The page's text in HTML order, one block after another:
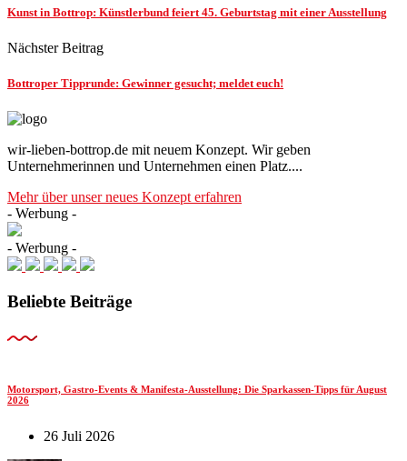
Kunst in Bottrop: Künstlerbund feiert 45. Geburtstag mit einer Ausstellung
Nächster Beitrag
Bottroper Tipprunde: Gewinner gesucht; meldet euch!
wir-lieben-bottrop.de mit neuem Konzept. Wir geben
Unternehmerinnen und Unternehmen einen Platz....
Mehr über unser neues Konzept erfahren
- Werbung -
- Werbung -
Beliebte Beiträge
Motorsport, Gastro-Events & Manifesta-Ausstellung: Die Sparkassen-Tipps für August
2026
26 Juli 2026